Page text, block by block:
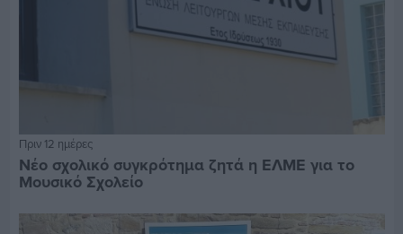
Πριν 12 ημέρες
Νέο σχολικό συγκρότημα ζητά η ΕΛΜΕ για το
Μουσικό Σχολείο